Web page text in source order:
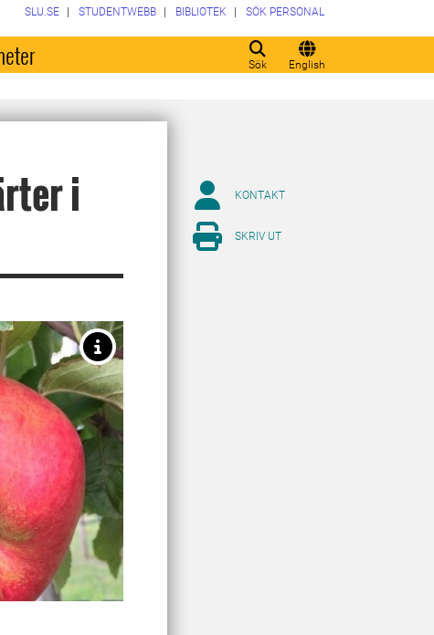
Sök English
SLU.SE STUDENTWEBB BIBLIOTEK SÖK PERSONAL
i
KONTAKT
SKRIV UT